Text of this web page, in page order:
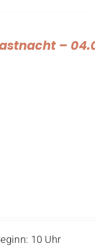
–
10 Uhr